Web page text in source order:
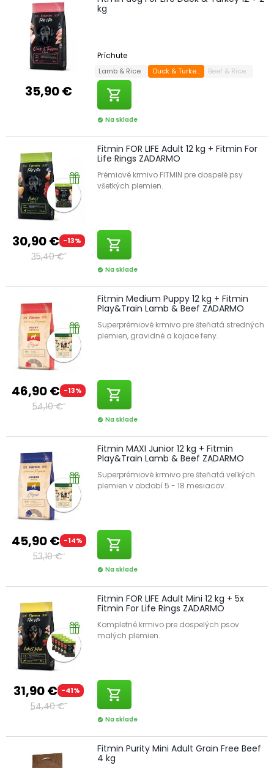
35,90 €
kg
Príchute
Lamb & Rice Duck & Turkey Beef & Rice
shopping_cart
check_circle Na sklade
30,90 € -13%
35,40 €
Fitmin FOR LIFE Adult 12 kg + Fitmin For
Life Rings ZADARMO
Prémiové krmivo FITMIN pre dospelé psy
všetkých plemien.
shopping_cart
check_circle Na sklade
46,90 € -13%
54,10 €
Fitmin Medium Puppy 12 kg + Fitmin
Play&Train Lamb & Beef ZADARMO
Superprémiové krmivo pre šteňatá stredných
plemien, gravidné a kojace feny.
shopping_cart
check_circle Na sklade
45,90 € -14%
53,10 €
Fitmin MAXI Junior 12 kg + Fitmin
Play&Train Lamb & Beef ZADARMO
Superprémiové krmivo pre šteňatá veľkých
plemien v období 5 - 18 mesiacov.
shopping_cart
check_circle Na sklade
31,90 € -41%
54,40 €
Fitmin FOR LIFE Adult Mini 12 kg + 5x
Fitmin For Life Rings ZADARMO
Kompletné krmivo pre dospelých psov
malých plemien.
shopping_cart
check_circle Na sklade
Fitmin Purity Mini Adult Grain Free Beef
4 kg